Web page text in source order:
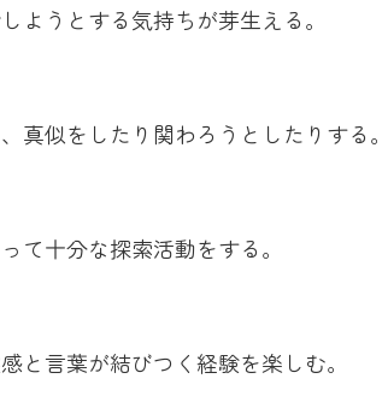
ようとする気持ちが芽生える。
真似をしたり関わろうとしたりする
て十分な探索活動をする。
と言葉が結びつく経験を楽しむ。